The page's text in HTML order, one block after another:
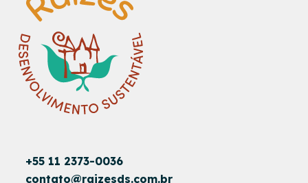
+55 11 2373-0036
contato@raizesds.com.br